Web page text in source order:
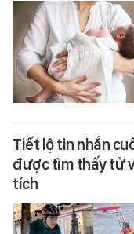
Tiết lộ tin nhắn
được tìm thấy tử
tích